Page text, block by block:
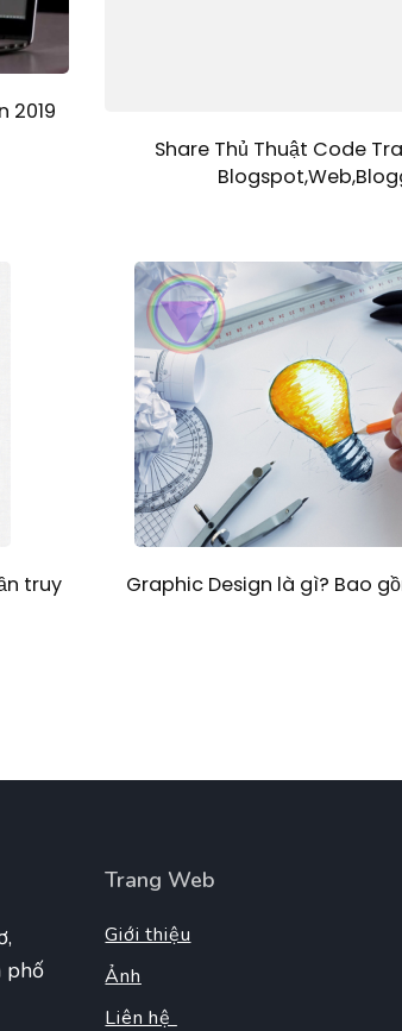
2019
Share Thủ Thuật Code
truy
Graphic Design là gì? Bao
phố
Trang Web
Giới thiệu
Ảnh
Liên hệ